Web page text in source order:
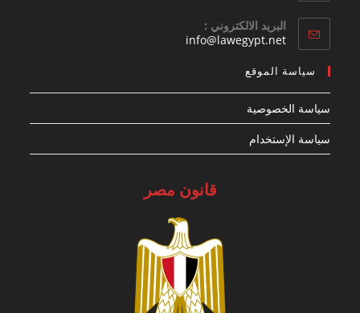
البريد الالكتروني :
info@lawegypt.net
سياسة الموقع
سياسة الخصوصية
سياسة الإستخدام
قانون مصر